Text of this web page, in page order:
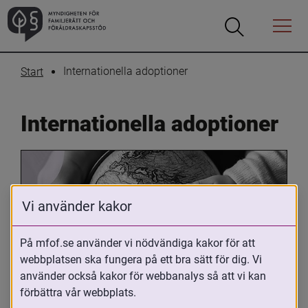
Öppna
Öppna
Menyn
Start Internationella adoptioner
Internationella adoptioner
Oavsett om du är adopterad,
adoptivförälder eller arbetar med
Vi använder kakor
På mfof.se använder vi nödvändiga kakor för att
webbplatsen ska fungera på ett bra sätt för dig. Vi
använder också kakor för webbanalys så att vi kan
förbättra vår webbplats.